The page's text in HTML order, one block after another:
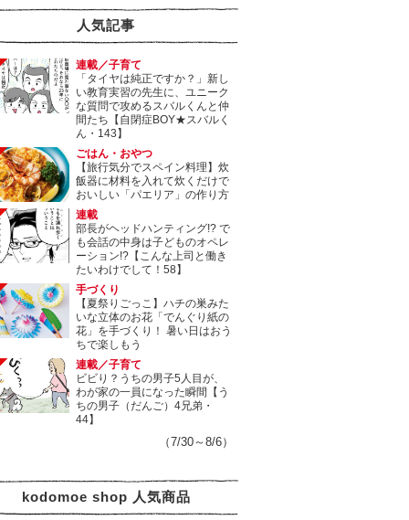
人気記事
連載／子育て
「タイヤは純正ですか？」新し
い教育実習の先生に、ユニーク
な質問で攻めるスバルくんと仲
間たち【自閉症BOY★スバルく
ん・143】
ごはん・おやつ
【旅行気分でスペイン料理】炊
飯器に材料を入れて炊くだけで
おいしい「パエリア」の作り方
連載
部長がヘッドハンティング!? で
も会話の中身は子どものオペレ
ーション!?【こんな上司と働き
たいわけでして！58】
手づくり
【夏祭りごっこ】ハチの巣みた
いな立体のお花「でんぐり紙の
花」を手づくり！ 暑い日はおう
ちで楽しもう
連載／子育て
ビビり？うちの男子5人目が、
わが家の一員になった瞬間【う
ちの男子（だんご）4兄弟・
44】
（7/30～8/6）
kodomoe shop 人気商品